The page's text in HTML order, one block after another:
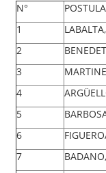
N°
1
2
3
4
5
6
7